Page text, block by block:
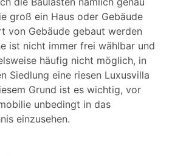
groß ein Haus oder Gebäude
von Gebäude gebaut werden
ist nicht immer frei wählbar und
häufig nicht möglich, in
Siedlung eine riesen Luxusvilla
Grund ist es wichtig, vor
unbedingt in das
einzusehen.